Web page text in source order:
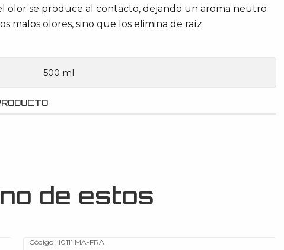
olor se produce al contacto, dejando un aroma neutro
malos olores, sino que los elimina de raíz.
500 ml
de estos
Código H0111|MA-FRA